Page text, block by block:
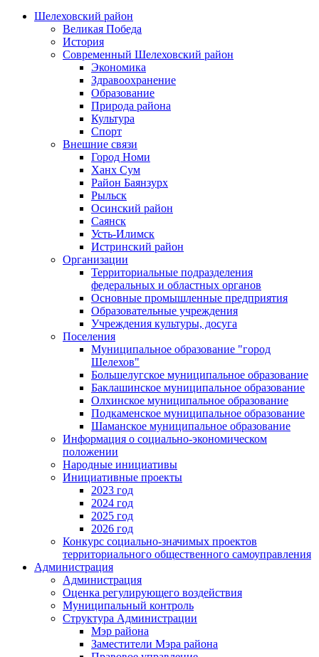
Шелеховский район
Великая Победа
История
Современный Шелеховский район
Экономика
Здравоохранение
Образование
Природа района
Культура
Спорт
Внешние связи
Город Номи
Ханх Сум
Район Баянзурх
Рыльск
Осинский район
Саянск
Усть-Илимск
Истринский район
Организации
Территориальные подразделения
федеральных и областных органов
Основные промышленные предприятия
Образовательные учреждения
Учреждения культуры, досуга
Поселения
Муниципальное образование "город
Шелехов"
Большелугское муниципальное образование
Баклашинское муниципальное образование
Олхинское муниципальное образование
Подкаменское муниципальное образование
Шаманское муниципальное образование
Информация о социально-экономическом
положении
Народные инициативы
Инициативные проекты
2023 год
2024 год
2025 год
2026 год
Конкурс социально-значимых проектов
территориального общественного самоуправления
Администрация
Администрация
Оценка регулирующего воздействия
Муниципальный контроль
Структура Администрации
Мэр района
Заместители Мэра района